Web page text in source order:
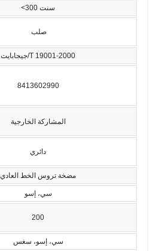
<300 سنت
صلب
جيجابايت/T 19001-2000
8413602990
المشاركة الخارجية
دائري
مضخة تروس الخط العادي
سي، إسو
200
سي، إسو، سغس